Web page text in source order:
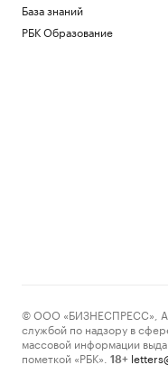
База знаний
РБК Образование
© ООО «БИЗНЕСПРЕСС», АО
службой по надзору в
массовой информации
пометкой «РБК».
18+